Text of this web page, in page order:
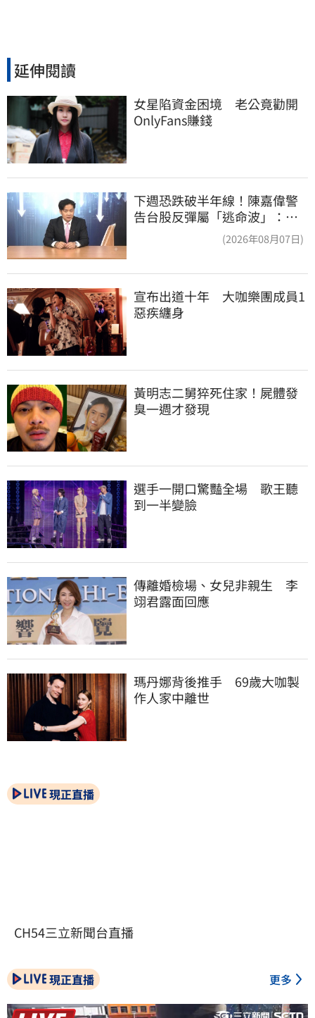
延伸閱讀
女星陷資金困境　老公竟勸開
OnlyFans賺錢
下週恐跌破半年線！陳嘉偉警
告台股反彈屬「逃命波」：空
(2026年08月07日)
宣布出道十年　大咖樂團成員1
惡疾纏身
黃明志二舅猝死住家！屍體發
臭一週才發現
選手一開口驚豔全場　歌王聽
到一半變臉
傳離婚檢場、女兒非親生　李
翊君露面回應
瑪丹娜背後推手　69歲大咖製
作人家中離世
現正直播
CH54三立新聞台直播
現正直播 更多